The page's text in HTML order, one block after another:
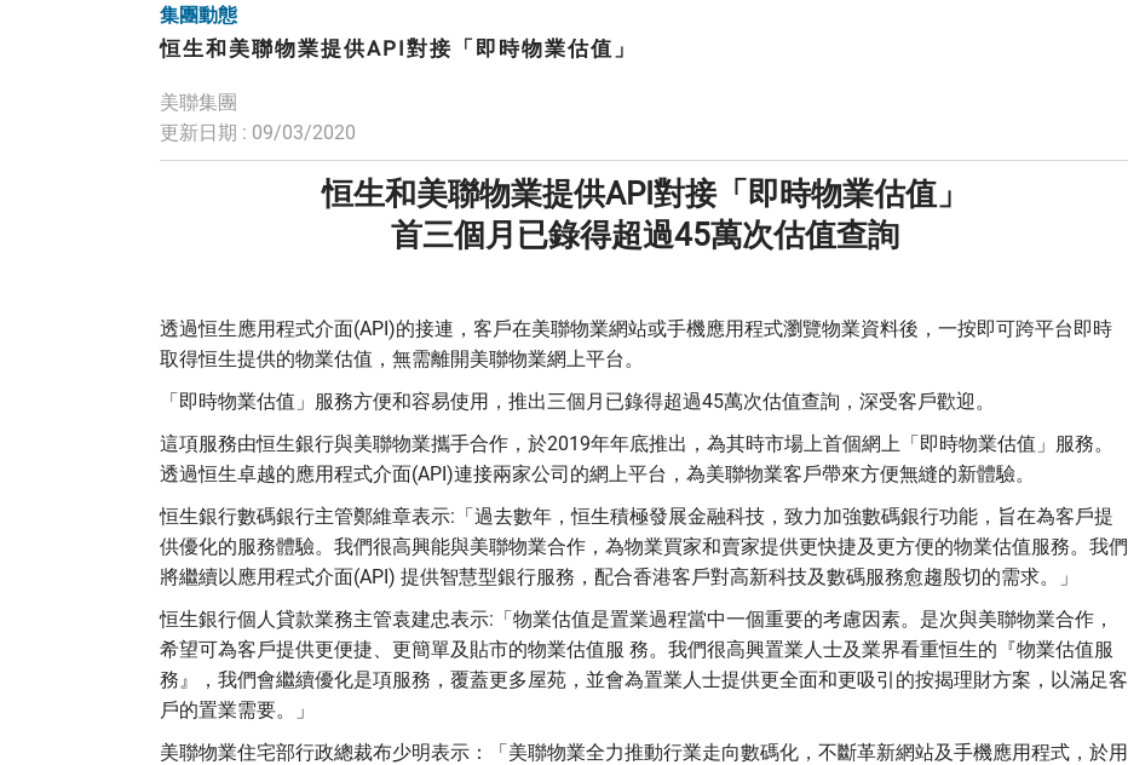
集團動態
恒生和美聯物業提供API對接「即時物業估值」
美聯集團
更新日期 : 09/03/2020
恒生和美聯物業提供API對接「即時物業估值」
首三個月已錄得超過45萬次估值查詢
透過恒生應用程式介面(API)的接連，客戶在美聯物業網站或手機應用程式瀏覽物業資料後，一按即可跨平台即時
取得恒生提供的物業估值，無需離開美聯物業網上平台。
「即時物業估值」服務方便和容易使用，推出三個月已錄得超過45萬次估值查詢，深受客戶歡迎。
這項服務由恒生銀行與美聯物業攜手合作，於2019年年底推出，為其時市場上首個網上「即時物業估值」服務。
透過恒生卓越的應用程式介面(API)連接兩家公司的網上平台，為美聯物業客戶帶來方便無縫的新體驗。
恒生銀行數碼銀行主管鄭維章表示:「過去數年，恒生積極發展金融科技，致力加強數碼銀行功能，旨在為客戶提
供優化的服務體驗。我們很高興能與美聯物業合作，為物業買家和賣家提供更快捷及更方便的物業估值服務。我們
將繼續以應用程式介面(API) 提供智慧型銀行服務，配合香港客戶對高新科技及數碼服務愈趨殷切的需求。」
恒生銀行個人貸款業務主管袁建忠表示:「物業估值是置業過程當中一個重要的考慮因素。是次與美聯物業合作，
希望可為客戶提供更便捷、更簡單及貼市的物業估值服 務。我們很高興置業人士及業界看重恒生的『物業估值服
務』，我們會繼續優化是項服務，覆蓋更多屋苑，並會為置業人士提供更全面和更吸引的按揭理財方案，以滿足客
戶的置業需要。」
美聯物業住宅部行政總裁布少明表示：「美聯物業全力推動行業走向數碼化，不斷革新網站及手機應用程式，於用